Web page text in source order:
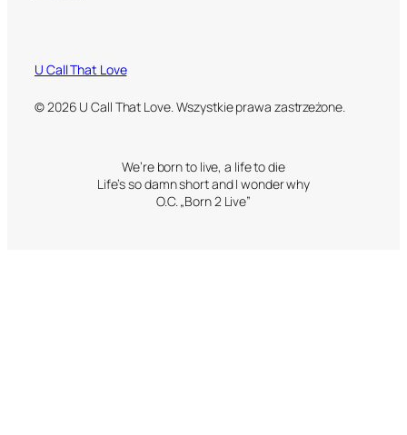
U Call That Love
© 2026 U Call That Love. Wszystkie prawa zastrzeżone.
We’re born to live, a life to die
Life’s so damn short and I wonder why
O.C. „Born 2 Live”